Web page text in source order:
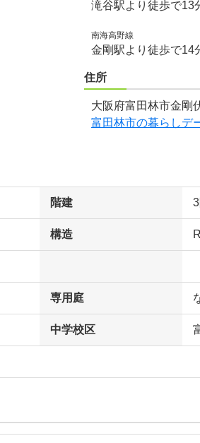
滝谷駅より徒歩で13
南海高野線
金剛駅より徒歩で14
住所
大阪府富田林市金剛
富田林市の暮らしデ
階建
構造
専用庭
中学校区